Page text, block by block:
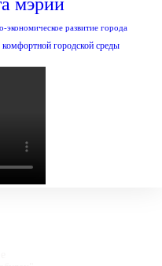
экономическое развитие города
городской среды